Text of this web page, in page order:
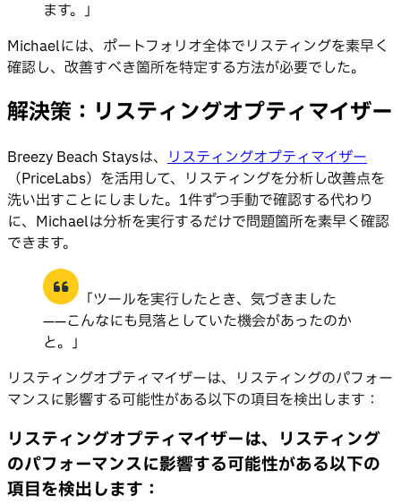
ます。」
Michaelには、ポートフォリオ全体でリスティングを素早く
確認し、改善すべき箇所を特定する方法が必要でした。
解決策：リスティングオプティマイザー
Breezy Beach Staysは、 リスティングオプティマイザー
（PriceLabs）を活用して、リスティングを分析し改善点を
洗い出すことにしました。1件ずつ手動で確認する代わり
に、Michaelは分析を実行するだけで問題箇所を素早く確認
できます。
「ツールを実行したとき、気づきました
——こんなにも見落としていた機会があったのか
と。」
リスティングオプティマイザーは、リスティングのパフォー
マンスに影響する可能性がある以下の項目を検出します：
リスティングオプティマイザーは、リスティング
のパフォーマンスに影響する可能性がある以下の
項目を検出します：